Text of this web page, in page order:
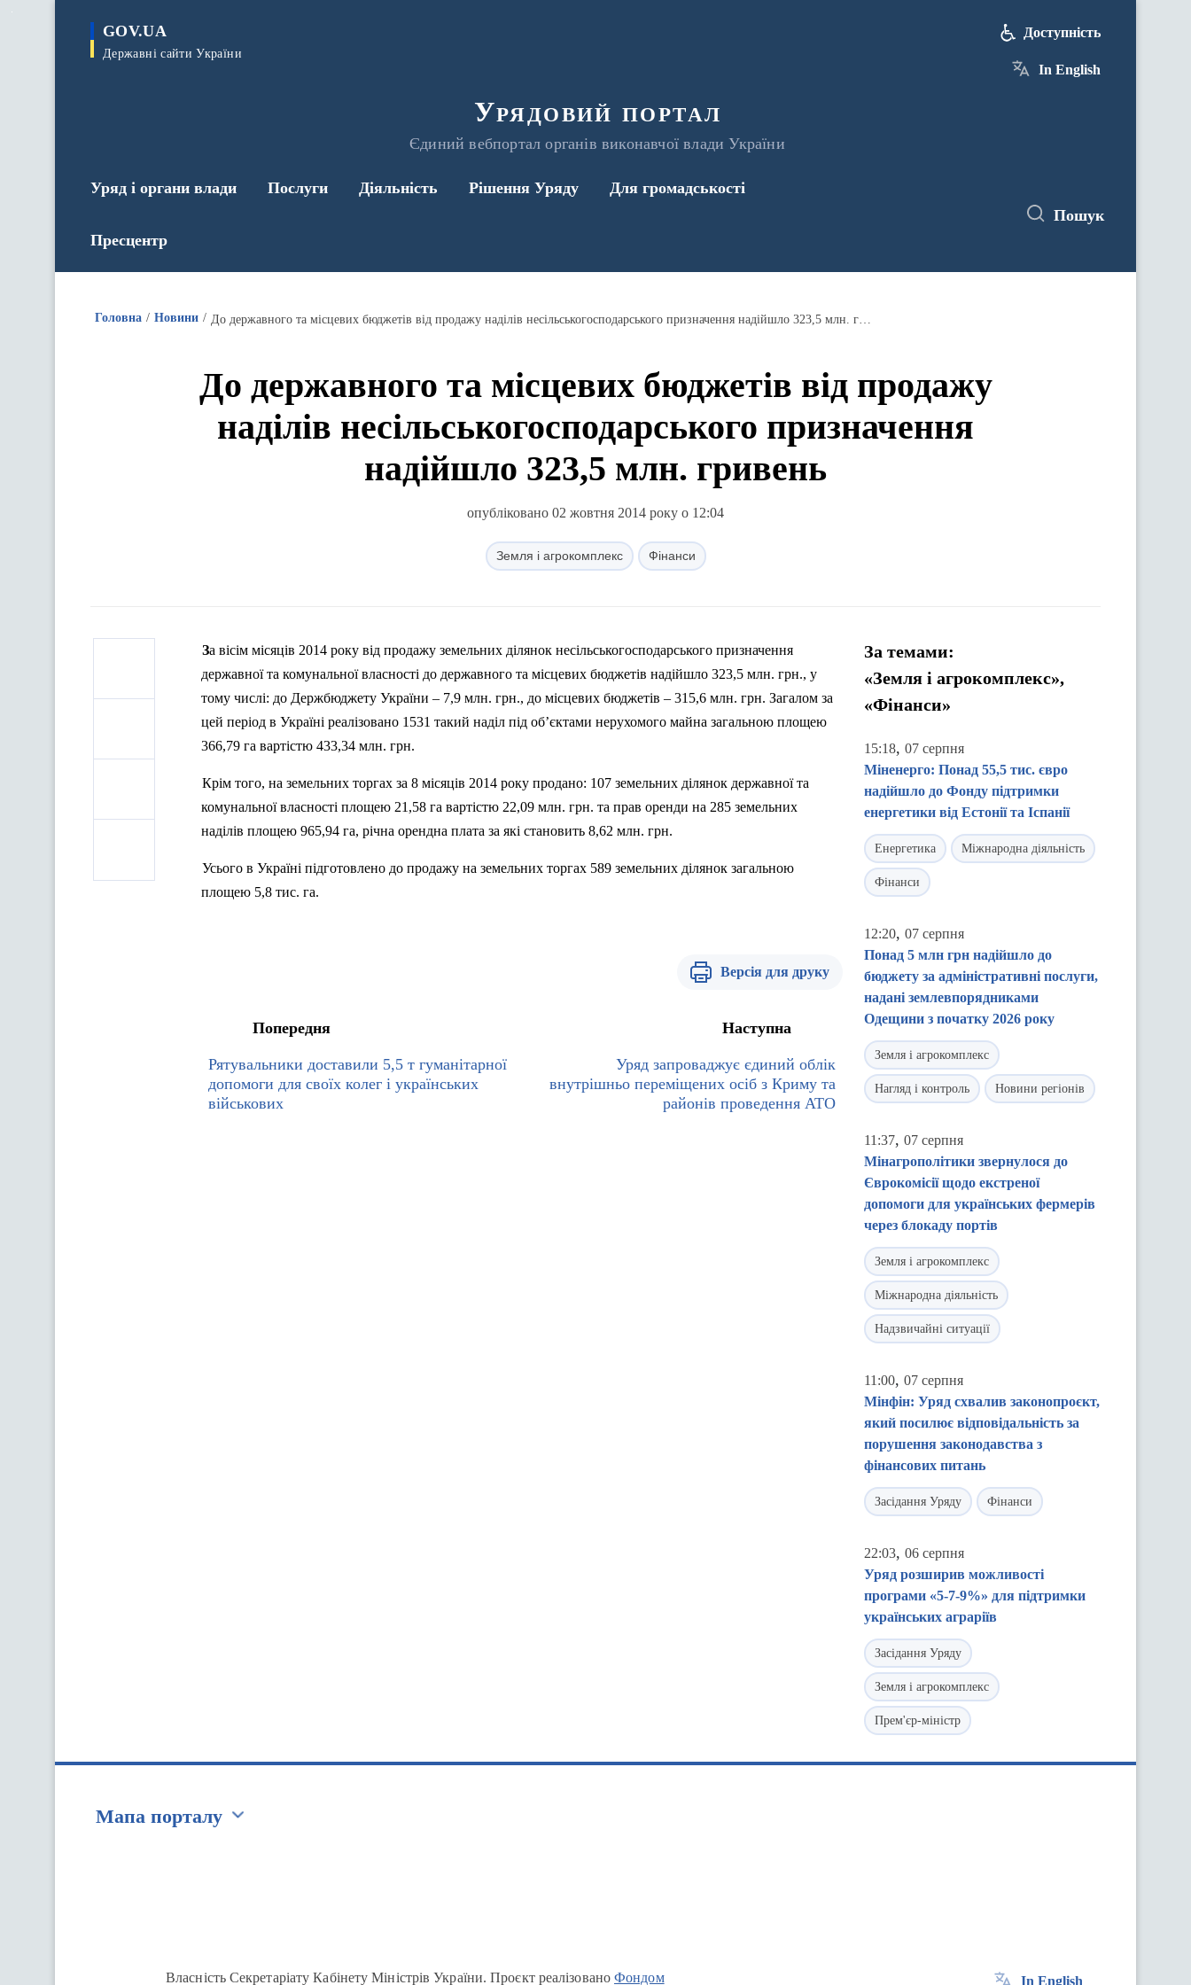
GOV.UA
Державні сайти України
Урядовий портал
Єдиний вебпортал органів виконавчої влади України
Доступність
In English
Уряд і органи влади Послуги Діяльність Рішення Уряду Для громадськості
Пресцентр
Пошук
Головна Новини До державного та місцевих бюджетів від продажу наділів несільськогосподарського призначення надійшло 323,5 млн. гривень
До державного та місцевих бюджетів від продажу
наділів несільськогосподарського призначення
надійшло 323,5 млн. гривень
опубліковано 02 жовтня 2014 року о 12:04
Земля і агрокомплекс Фінанси
За вісім місяців 2014 року від продажу земельних ділянок несільськогосподарського призначення
державної та комунальної власності до державного та місцевих бюджетів надійшло 323,5 млн. грн., у
тому числі: до Держбюджету України – 7,9 млн. грн., до місцевих бюджетів – 315,6 млн. грн. Загалом за
цей період в Україні реалізовано 1531 такий наділ під об’єктами нерухомого майна загальною площею
366,79 га вартістю 433,34 млн. грн.
Крім того, на земельних торгах за 8 місяців 2014 року продано: 107 земельних ділянок державної та
комунальної власності площею 21,58 га вартістю 22,09 млн. грн. та прав оренди на 285 земельних
наділів площею 965,94 га, річна орендна плата за які становить 8,62 млн. грн.
Усього в Україні підготовлено до продажу на земельних торгах 589 земельних ділянок загальною
площею 5,8 тис. га.
Версія для друку
Попередня
Рятувальники доставили 5,5 т гуманітарної
допомоги для своїх колег і українських
військових
Наступна
Уряд запроваджує єдиний облік
внутрішньо переміщених осіб з Криму та
районів проведення АТО
За темами:
«Земля і агрокомплекс»,
«Фінанси»
15:18, 07 серпня
Міненерго: Понад 55,5 тис. євро
надійшло до Фонду підтримки
енергетики від Естонії та Іспанії
Енергетика Міжнародна діяльність
Фінанси
12:20, 07 серпня
Понад 5 млн грн надійшло до
бюджету за адміністративні послуги,
надані землевпорядниками
Одещини з початку 2026 року
Земля і агрокомплекс
Нагляд і контроль Новини регіонів
11:37, 07 серпня
Мінагрополітики звернулося до
Єврокомісії щодо екстреної
допомоги для українських фермерів
через блокаду портів
Земля і агрокомплекс
Міжнародна діяльність
Надзвичайні ситуації
11:00, 07 серпня
Мінфін: Уряд схвалив законопроєкт,
який посилює відповідальність за
порушення законодавства з
фінансових питань
Засідання Уряду Фінанси
22:03, 06 серпня
Уряд розширив можливості
програми «5-7-9%» для підтримки
українських аграріїв
Засідання Уряду
Земля і агрокомплекс
Прем'єр-міністр
Мапа порталу
Власність Секретаріату Кабінету Міністрів України. Проєкт реалізованоФондом In English